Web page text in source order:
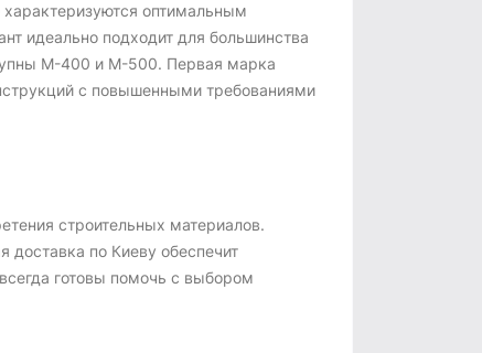
оптимальным
идеально подходит для большинства
М-400 и М-500. Первая марка
с повышенными требованиями
строительных материалов.
доставка по Киеву обеспечит
готовы помочь с выбором